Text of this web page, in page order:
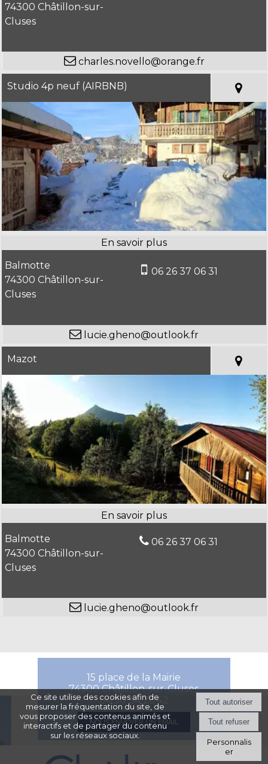
74300 Châtillon-sur-
Cluses
charles.novello@orange.fr
Studio 4p neuf (AIRBNB)
Balmotte
74300 Châtillon-sur-
Cluses
06 26 37 06 31
lucie.gheno@outlook.fr
Mazot
Balmotte
74300 Châtillon-sur-
Cluses
06 26 37 06 31
lucie.gheno@outlook.fr
15 place de la Mairie
74300 Châtillon-sur-Cluses
04 50 34 26 42
NOUS ENVOYER UN EMAIL
Ce site utilise des cookies afin de
mesurer la fréquentation du site, de
vous proposer des contenus animés et
interactifs et de partager du contenu
sur les réseaux sociaux.
Personnalis
er